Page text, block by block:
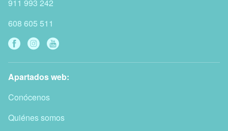
911 993 242
608 605 511
Apartados web:
Conócenos
Quiénes somos